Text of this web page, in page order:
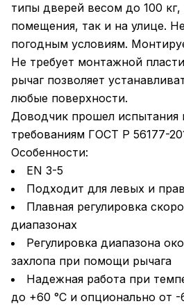
типы дверей весом до 100 кг,
помещения, так и на улице.
погодным условиям.
Не требует монтажной
рычаг позволяет
любые поверхности.
Доводчик прошел испытания
требованиям ГОСТ Р 56177-
Особенности:
EN 3-5
Подходит для левых и
Плавная регулировка
диапазонах
Регулировка диапазона
захлопа при помощи рычага
Надежная работа при
до +60 °C и опционально от -